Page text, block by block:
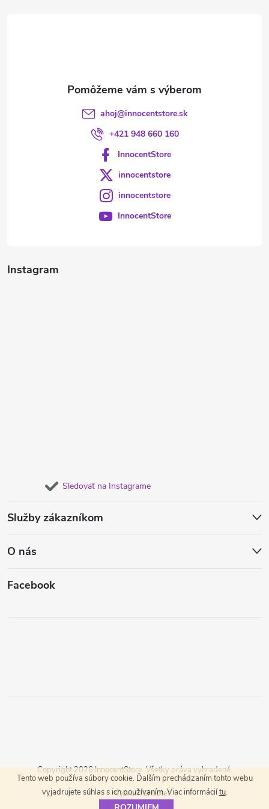
Tento web používa súbory cookie. Ďalším prechádzaním tohto webu
vyjadrujete súhlas s ich používaním. Viac informáciítu.
Instagram
Sledovať na Instagrame
Služby zákazníkom
O nás
Facebook
ahoj@innocentstore.sk
+421 948 660 160
InnocentStore
innocentstore
innocentstore
InnocentStore
Vytvoril Shoptet
Copyright 2026 InnocentStore. Všetky práva vyhradené.